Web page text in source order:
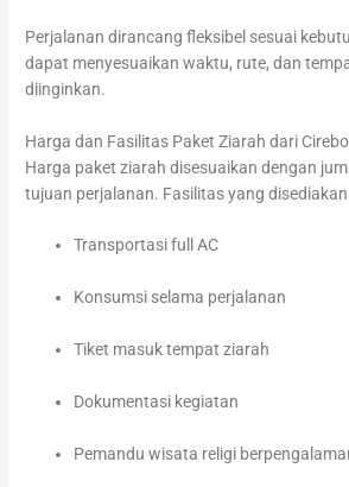
Perjalanan dirancang fleksibel sesuai
dapat menyesuaikan waktu, rute, dan
diinginkan.
Harga dan Fasilitas Paket Ziarah dari
Harga paket ziarah disesuaikan dengan
tujuan perjalanan. Fasilitas yang
Transportasi full AC
Konsumsi selama perjalanan
Tiket masuk tempat ziarah
Dokumentasi kegiatan
Pemandu wisata religi